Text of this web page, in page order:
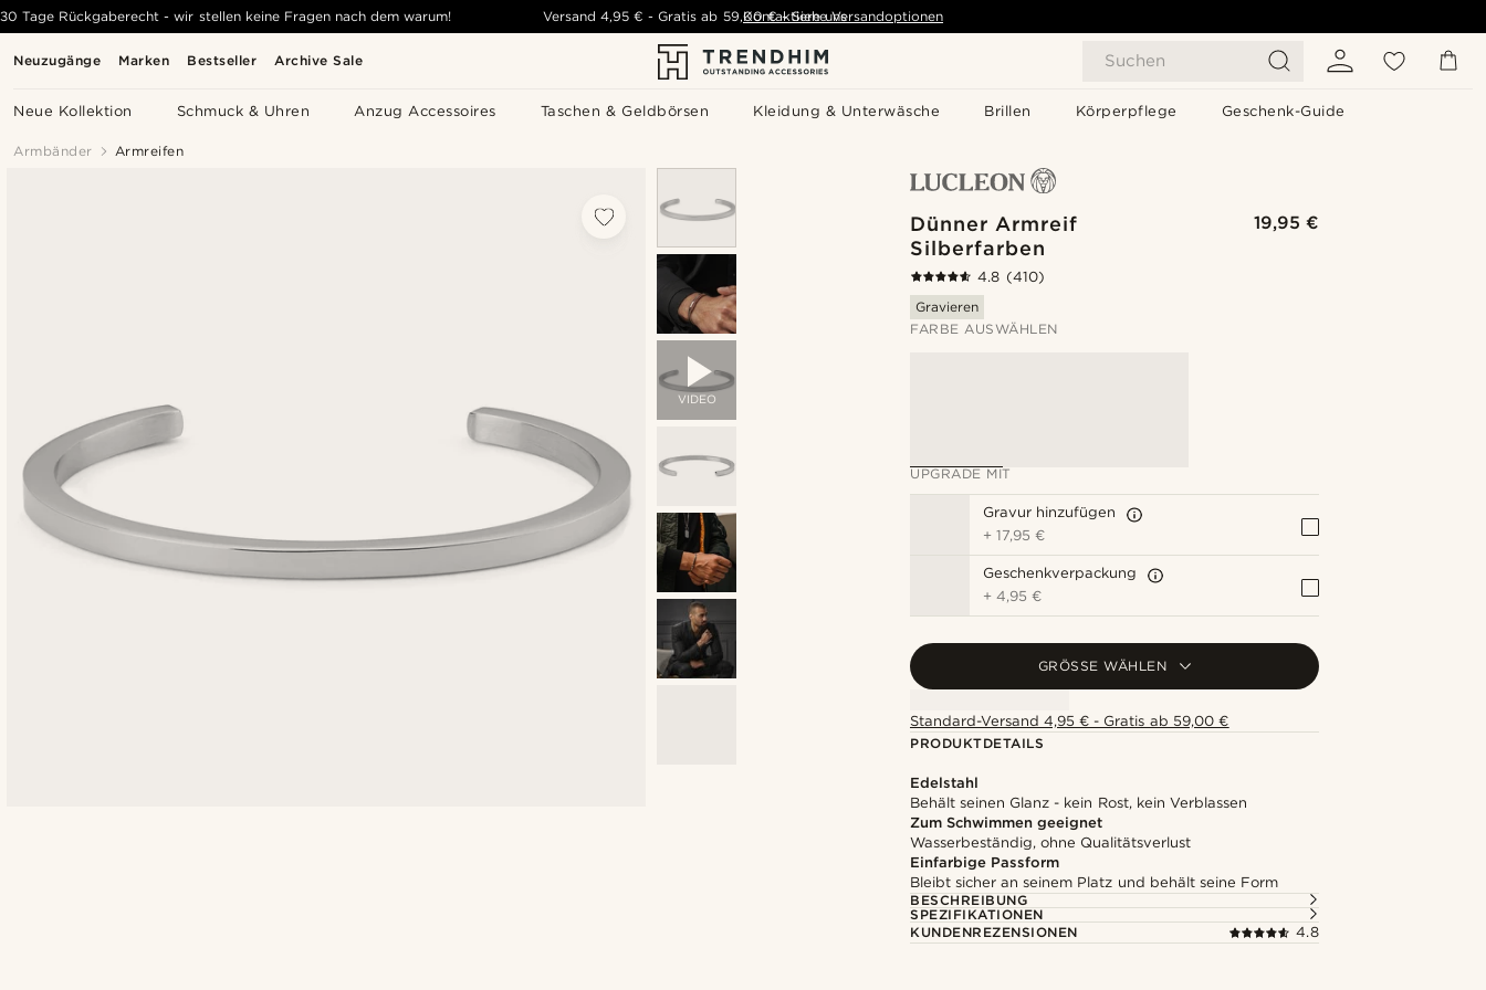
Neuzugänge Marken Bestseller Archive Sale Suchen
Neue Kollektion Schmuck & Uhren Anzug Accessoires Taschen & Geldbörsen Kleidung & Unterwäsche Brillen Körperpflege Geschenk-Guide
30 Tage Rückgaberecht - wir stellen keine Fragen nach dem warum! Versand 4,95 € -Gratis ab 59,00 € - Siehe Versandoptionen
Kontaktiere uns
Armbänder Armreifen
VIDEO
Dünner Armreif
Silberfarben
19,95 €
4.8 (410)
Gravieren
FARBE AUSWÄHLEN
UPGRADE MIT
Gravur hinzufügen
+17,95 €
Geschenkverpackung
+4,95 €
GRÖSSE WÄHLEN
Standard-Versand 4,95 € - Gratis ab 59,00 €
PRODUKTDETAILS
Edelstahl
Behält seinen Glanz - kein Rost, kein Verblassen
Zum Schwimmen geeignet
Wasserbeständig, ohne Qualitätsverlust
Einfarbige Passform
Bleibt sicher an seinem Platz und behält seine Form
BESCHREIBUNG
SPEZIFIKATIONEN
KUNDENREZENSIONEN
4.8